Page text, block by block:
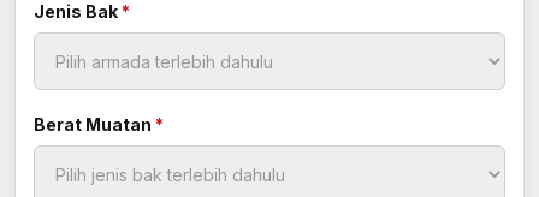
Jenis Bak*
Berat Muatan *